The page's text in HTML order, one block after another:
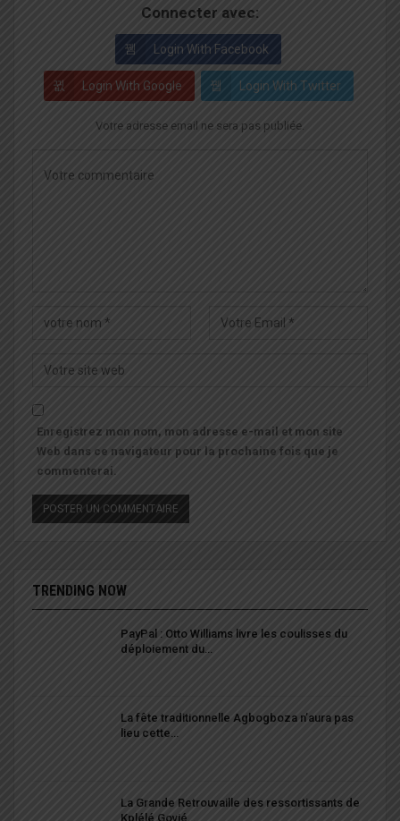
Connecter avec:
Login With Facebook
Login With Google Login With Twitter
Votre adresse email ne sera pas publiée.
Enregistrez mon nom, mon adresse e-mail et mon site
Web dans ce navigateur pour la prochaine fois que je
commenterai.
TRENDING NOW
PayPal : Otto Williams livre les coulisses du
déploiement du…
La fête traditionnelle Agbogboza n’aura pas
lieu cette…
La Grande Retrouvaille des ressortissants de
Kplélé Govié…